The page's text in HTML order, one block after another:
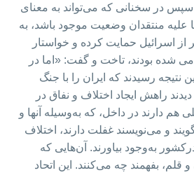
در سخنانی که می‌تواند به معنای
منتقدان وضعیت موجود باشد، به
از اسرائیل حمایت کرده و خواستار
شده بودند، تاخت و گفت: «اما در
نتیجه رسیدند که ایران را با جنگ
راهش ایجاد اختلاف و نفاق در
هم دارند در داخل، که به‌وسیله آنها و
و می‌نویسند غفلت دارند، اختلاف
به‌وجود بیاورند. آن‌هایی که
قلم، بفهمند چه می‌کنند. این اتحاد